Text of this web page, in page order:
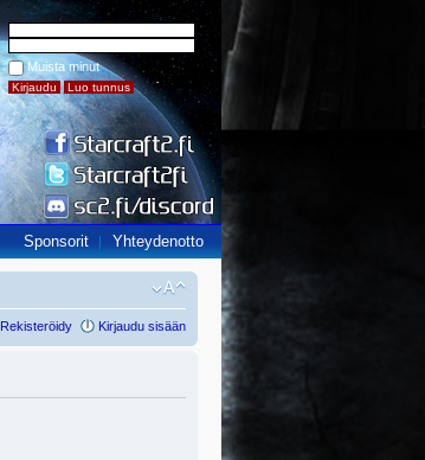
Muista minut
Sponsorit Yhteydenotto
Rekisteröidy Kirjaudu sisään